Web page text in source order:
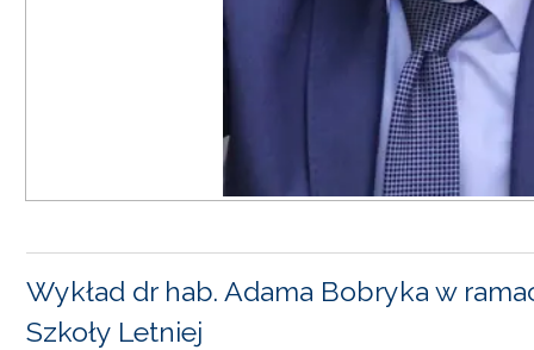
Wykład dr hab. Adama Bobryka w
Szkoły Letniej